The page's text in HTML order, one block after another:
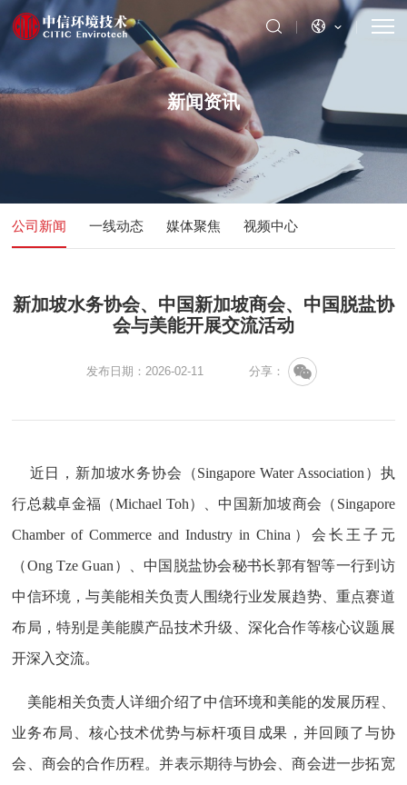
新闻资讯
公司新闻 一线动态 媒体聚焦 视频中心
新加坡水务协会、中国新加坡商会、中国脱盐协
会与美能开展交流活动
发布日期：2026-02-11 分享：
近日，新加坡水务协会（Singapore Water Association）执
行总裁卓金福（Michael Toh）、中国新加坡商会（Singapore
Chamber of Commerce and Industry in China）会长王子元
（Ong Tze Guan）、中国脱盐协会秘书长郭有智等一行到访
中信环境，与美能相关负责人围绕行业发展趋势、重点赛道
布局，特别是美能膜产品技术升级、深化合作等核心议题展
开深入交流。
美能相关负责人详细介绍了中信环境和美能的发展历程、
业务布局、核心技术优势与标杆项目成果，并回顾了与协
会、商会的合作历程。并表示期待与协会、商会进一步拓宽